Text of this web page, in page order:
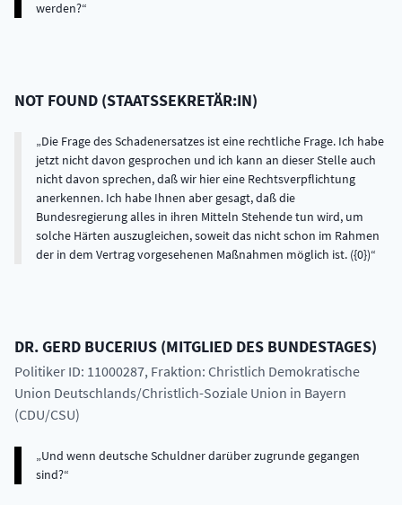
werden?
NOT FOUND (STAATSSEKRETÄR:IN)
Die Frage des Schadenersatzes ist eine rechtliche Frage. Ich habe
jetzt nicht davon gesprochen und ich kann an dieser Stelle auch
nicht davon sprechen, daß wir hier eine Rechtsverpflichtung
anerkennen. Ich habe Ihnen aber gesagt, daß die
Bundesregierung alles in ihren Mitteln Stehende tun wird, um
solche Härten auszugleichen, soweit das nicht schon im Rahmen
der in dem Vertrag vorgesehenen Maßnahmen möglich ist. ({0})
DR.GERD BUCERIUS (MITGLIED DES BUNDESTAGES)
Politiker ID: 11000287, Fraktion: Christlich Demokratische
Union Deutschlands/Christlich-Soziale Union in Bayern
(CDU/CSU)
Und wenn deutsche Schuldner darüber zugrunde gegangen
sind?